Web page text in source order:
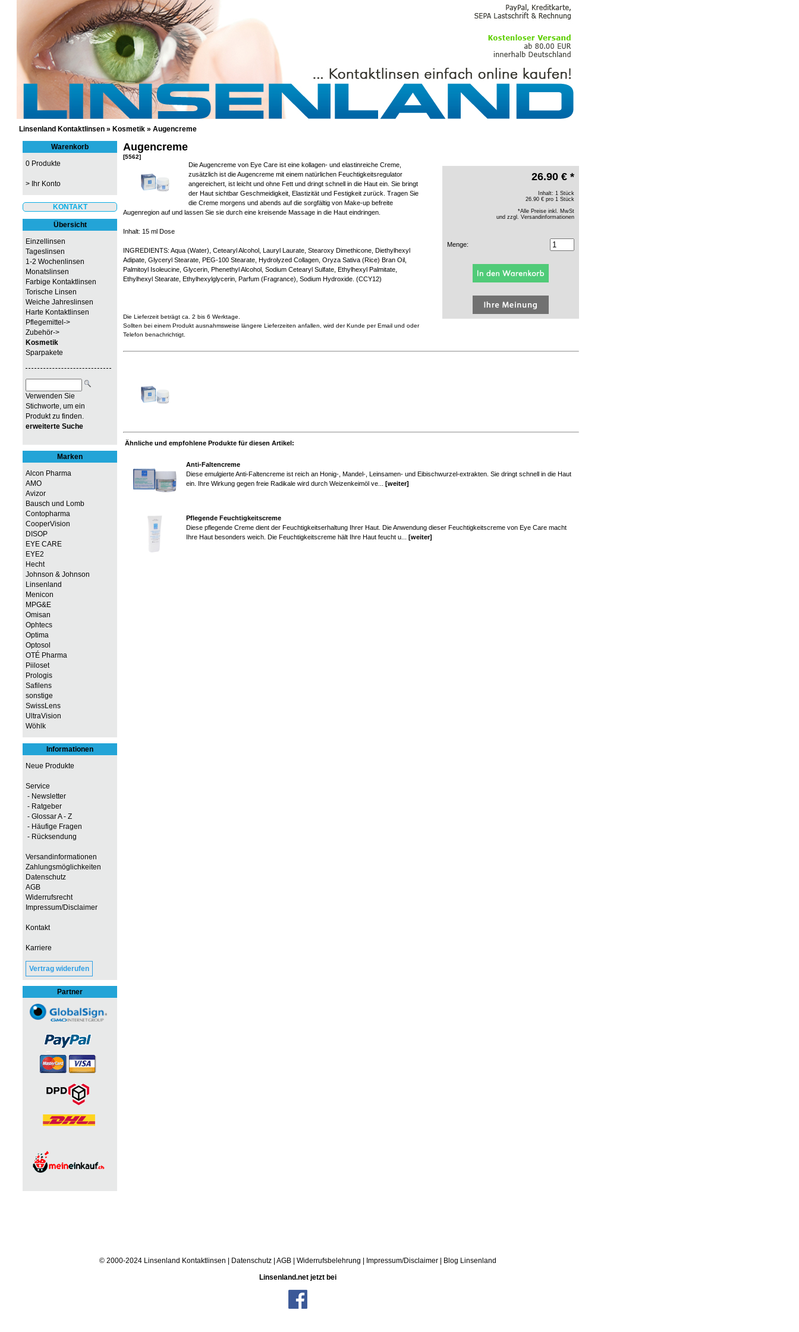
GÜNSTIGE KONTAKTLINSEN UND PFLEGEMITTEL
Linsenland Kontaktlinsen » Kosmetik » Augencreme
Warenkorb
0 Produkte
> Ihr Konto
KONTAKT
Übersicht
Einzellinsen
Tageslinsen
1-2 Wochenlinsen
Monatslinsen
Farbige Kontaktlinsen
Torische Linsen
Weiche Jahreslinsen
Harte Kontaktlinsen
Pflegemittel->
Zubehör->
Kosmetik
Sparpakete
Verwenden Sie
Stichworte, um ein
Produkt zu finden.
erweiterte Suche
Marken
Alcon Pharma
AMO
Avizor
Bausch und Lomb
Contopharma
CooperVision
DISOP
EYE CARE
EYE2
Hecht
Johnson & Johnson
Linsenland
Menicon
MPG&E
Omisan
Ophtecs
Optima
Optosol
OTÉ Pharma
Piiloset
Prologis
Safilens
sonstige
SwissLens
UltraVision
Wöhlk
Informationen
Neue Produkte
Service
- Newsletter
- Ratgeber
- Glossar A - Z
- Häufige Fragen
- Rücksendung
Versandinformationen
Zahlungsmöglichkeiten
Datenschutz
AGB
Widerrufsrecht
Impressum/Disclaimer
Kontakt
Karriere
Vertrag widerufen
Partner
Augencreme
[5562]
Die Augencreme von Eye Care ist eine kollagen- und elastinreiche Creme,
zusätzlich ist die Augencreme mit einem natürlichen Feuchtigkeitsregulator
angereichert, ist leicht und ohne Fett und dringt schnell in die Haut ein. Sie bringt
der Haut sichtbar Geschmeidigkeit, Elastizität und Festigkeit zurück. Tragen Sie
die Creme morgens und abends auf die sorgfältig von Make-up befreite
Augenregion auf und lassen Sie sie durch eine kreisende Massage in die Haut eindringen.
Inhalt: 15 ml Dose
INGREDIENTS: Aqua (Water), Cetearyl Alcohol, Lauryl Laurate, Stearoxy Dimethicone, Diethylhexyl
Adipate, Glyceryl Stearate, PEG-100 Stearate, Hydrolyzed Collagen, Oryza Sativa (Rice) Bran Oil,
Palmitoyl Isoleucine, Glycerin, Phenethyl Alcohol, Sodium Cetearyl Sulfate, Ethylhexyl Palmitate,
Ethylhexyl Stearate, Ethylhexylglycerin, Parfum (Fragrance), Sodium Hydroxide. (CCY12)
Die Lieferzeit beträgt ca. 2 bis 6 Werktage.
Sollten bei einem Produkt ausnahmsweise längere Lieferzeiten anfallen, wird der Kunde per Email und oder
Telefon benachrichtigt.
26.90 € *
Inhalt: 1 Stück
26.90 € pro 1 Stück
*Alle Preise inkl. MwSt
und zzgl. Versandinformationen
Menge:
Ähnliche und empfohlene Produkte für diesen Artikel:
Anti-Faltencreme
Diese emulgierte Anti-Faltencreme ist reich an Honig-, Mandel-, Leinsamen- und Eibischwurzel-extrakten. Sie dringt schnell in die Haut
ein. Ihre Wirkung gegen freie Radikale wird durch Weizenkeimöl ve... [weiter]
Pflegende Feuchtigkeitscreme
Diese pflegende Creme dient der Feuchtigkeitserhaltung Ihrer Haut. Die Anwendung dieser Feuchtigkeitscreme von Eye Care macht
Ihre Haut besonders weich. Die Feuchtigkeitscreme hält Ihre Haut feucht u... [weiter]
© 2000-2024 Linsenland Kontaktlinsen Datenschutz AGB Widerrufsbelehrung Impressum/Disclaimer
Blog Linsenland
Linsenland.net jetzt bei